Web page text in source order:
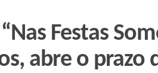
Festas
abre o prazo